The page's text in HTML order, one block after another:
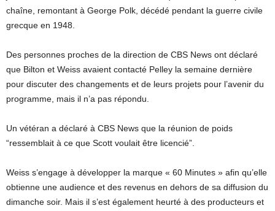
chaîne, remontant à George Polk, décédé pendant la guerre civile
grecque en 1948.
Des personnes proches de la direction de CBS News ont déclaré
que Bilton et Weiss avaient contacté Pelley la semaine dernière
pour discuter des changements et de leurs projets pour l’avenir du
programme, mais il n’a pas répondu.
Un vétéran a déclaré à CBS News que la réunion de poids
“ressemblait à ce que Scott voulait être licencié”.
Weiss s’engage à développer la marque « 60 Minutes » afin qu’elle
obtienne une audience et des revenus en dehors de sa diffusion du
dimanche soir. Mais il s’est également heurté à des producteurs et